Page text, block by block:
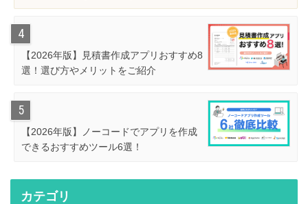
【2026年版】見積書作成アプリおすすめ8
選！選び方やメリットをご紹介
【2026年版】ノーコードでアプリを作成
できるおすすめツール6選！
カテゴリ